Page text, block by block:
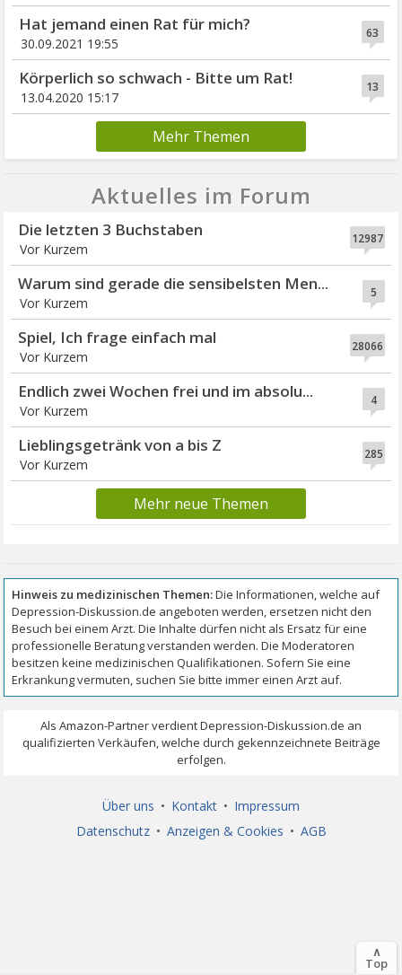
63
Hat jemand einen Rat für mich?
30.09.2021 19:55
13
Körperlich so schwach - Bitte um Rat!
13.04.2020 15:17
Mehr Themen
Aktuelles im Forum
12987
Die letzten 3 Buchstaben
Vor Kurzem
5
Warum sind gerade die sensibelsten Men...
Vor Kurzem
28066
Spiel, Ich frage einfach mal
Vor Kurzem
4
Endlich zwei Wochen frei und im absolu...
Vor Kurzem
285
Lieblingsgetränk von a bis Z
Vor Kurzem
Mehr neue Themen
Über uns • Kontakt • Impressum
Datenschutz • Anzeigen & Cookies • AGB
∧
Top